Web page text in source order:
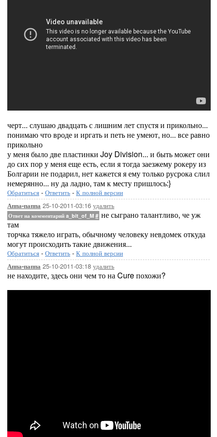
черт... слушаю двадцать с лишним лет спустя и прикольно...
понимаю что вроде и иргать и петь не умеют, но... все равно
прикольно
у меня было две пластинки Joy Division... и быть может они
до сих пор у меня еще есть, если я тогда заезжему рокеру из
Болгарии не подарил, нет кажется я ему только русрока слил
немерянно... ну да ладно, там к месту пришлось:}
Обратиться - Ответить - К полной версии
Аппа-паппа 25-10-2011-03:16 удалить
Ответ на комментарий a_bit_of_M # не сыграно талантливо, че уж
там
торчка тяжело играть, обычному человеку невдомек откуда
могут происходить такие движения...
Обратиться - Ответить - К полной версии
Аппа-паппа 25-10-2011-03:18 удалить
не находите, здесь они чем то на Cure похожи?